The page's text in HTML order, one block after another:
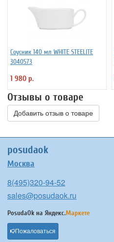
Соусник 140 мл WHITE STEELITE
3040573
1 980 р.
Отзывы о товаре
Добавить отзыв о товаре
posudaok
Москва
8(495)320-94-52
sales@posudaok.ru
PosudaOk на Яндекс.Маркете
Пожаловаться